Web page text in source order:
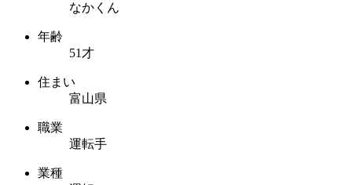
なかくん
年齢
51才
住まい
富山県
職業
運転手
業種